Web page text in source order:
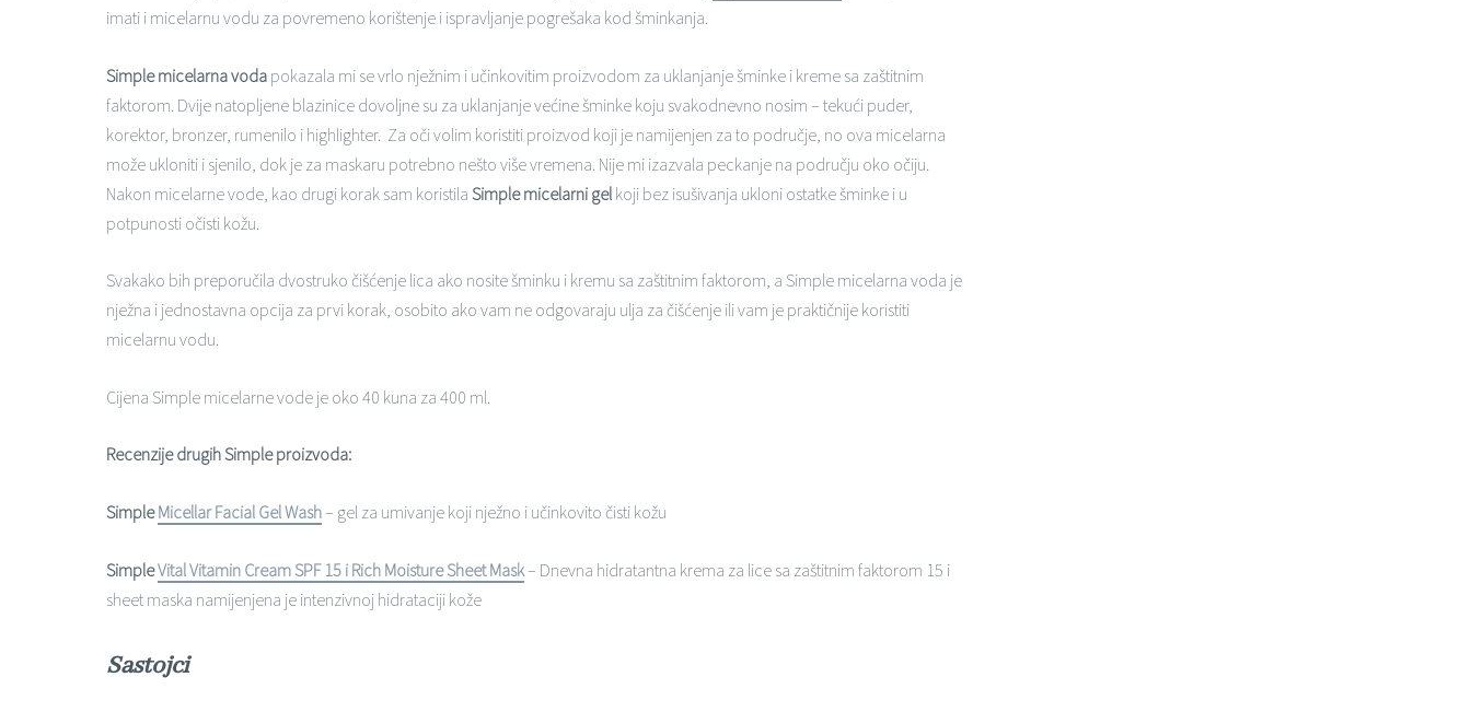
imati i micelarnu vodu za povremeno korištenje i ispravljanje pogrešaka kod šminkanja.
Simple micelarna voda pokazala mi se vrlo nježnim i učinkovitim proizvodom za uklanjanje šminke i kreme sa zaštitnim
faktorom. Dvije natopljene blazinice dovoljne su za uklanjanje većine šminke koju svakodnevno nosim – tekući puder,
korektor, bronzer, rumenilo i highlighter. Za oči volim koristiti proizvod koji je namijenjen za to područje, no ova micelarna
može ukloniti i sjenilo, dok je za maskaru potrebno nešto više vremena. Nije mi izazvala peckanje na području oko očiju.
Nakon micelarne vode, kao drugi korak sam koristila Simple micelarni gel koji bez isušivanja ukloni ostatke šminke i u
potpunosti očisti kožu.
Svakako bih preporučila dvostruko čišćenje lica ako nosite šminku i kremu sa zaštitnim faktorom, a Simple micelarna voda je
nježna i jednostavna opcija za prvi korak, osobito ako vam ne odgovaraju ulja za čišćenje ili vam je praktičnije koristiti
micelarnu vodu.
Cijena Simple micelarne vode je oko 40 kuna za 400 ml.
Recenzije drugih Simple proizvoda:
SimpleMicellar Facial Gel Wash– gel za umivanje koji nježno i učinkovito čisti kožu
SimpleVital Vitamin Cream SPF 15 i Rich Moisture Sheet Mask– Dnevna hidratantna krema za lice sa zaštitnim faktorom 15 i
sheet maska namijenjena je intenzivnoj hidrataciji kože
Sastojci